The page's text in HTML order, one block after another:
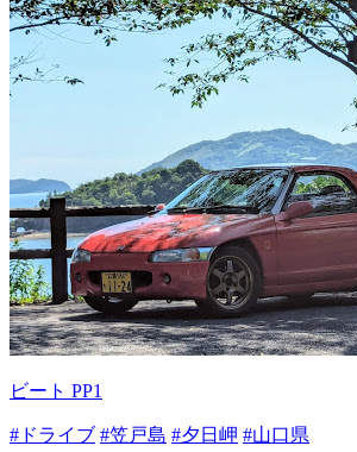
ビート PP1
#ドライブ #笠戸島 #夕日岬 #山口県